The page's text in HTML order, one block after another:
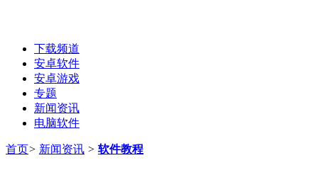
下载频道
安卓软件
安卓游戏
专题
新闻资讯
电脑软件
首页> 新闻资讯 > 软件教程